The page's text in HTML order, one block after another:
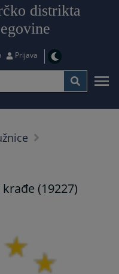
distrikta
Prijava
(19227)